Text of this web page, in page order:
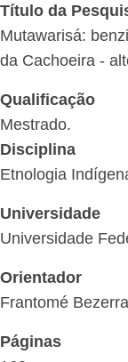
Título da
Mutawarisá:
da Cachoeira -
Qualificação
Mestrado.
Disciplina
Etnologia
Universidade
Universidade
Orientador
Frantomé
Páginas